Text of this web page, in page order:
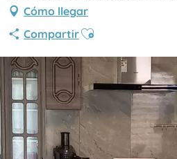
Cómo llegar
CompartirAjouter aux favoris